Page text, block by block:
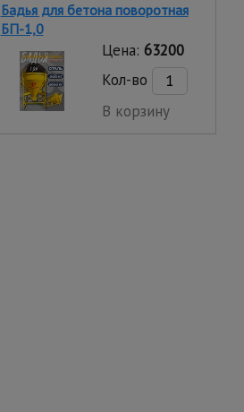
Бадья для бетона поворотная
БП-1,0
Цена: 63200
Кол-во
В корзину